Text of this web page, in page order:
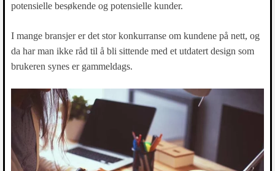
potensielle besøkende og potensielle kunder.
I mange bransjer er det stor konkurranse om kundene på nett, og
da har man ikke råd til å bli sittende med et utdatert design som
brukeren synes er gammeldags.